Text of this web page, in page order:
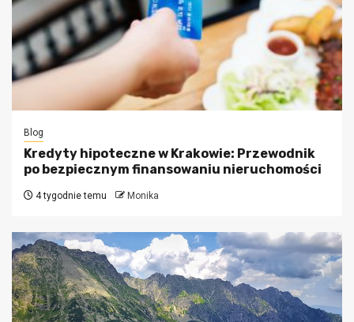
Blog
Kredyty hipoteczne w Krakowie: Przewodnik
po bezpiecznym finansowaniu nieruchomości
4 tygodnie temu Monika